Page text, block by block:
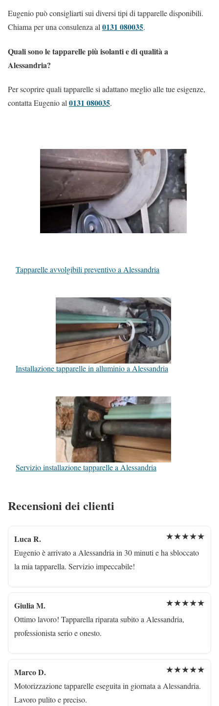
Eugenio può consigliarti sui diversi tipi di tapparelle disponibili.
Chiama per una consulenza al0131 080035.
Quali sono le tapparelle più isolanti e di qualità a
Alessandria?
Per scoprire quali tapparelle si adattano meglio alle tue esigenze,
contatta Eugenio al 0131 080035.
Tapparelle avvolgibili preventivo a Alessandria
Installazione tapparelle in alluminio a Alessandria
Servizio installazione tapparelle a Alessandria
Recensioni dei clienti
Luca R. ★★★★★
Eugenio è arrivato a Alessandria in 30 minuti e ha sbloccato
la mia tapparella. Servizio impeccabile!
Giulia M. ★★★★★
Ottimo lavoro! Tapparella riparata subito a Alessandria,
professionista serio e onesto.
Marco D. ★★★★★
Motorizzazione tapparelle eseguita in giornata a Alessandria.
Lavoro pulito e preciso.